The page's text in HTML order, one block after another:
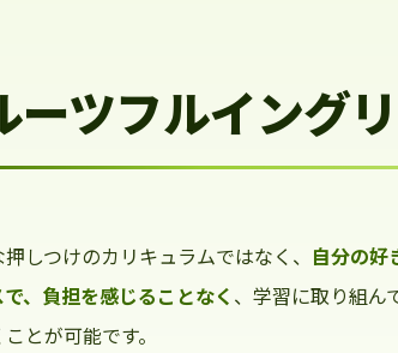
ーツフルイング
しつけのカリキュラムではなく、 自分の好
、負担を感じることなく 、学習に取り組ん
とが可能です。